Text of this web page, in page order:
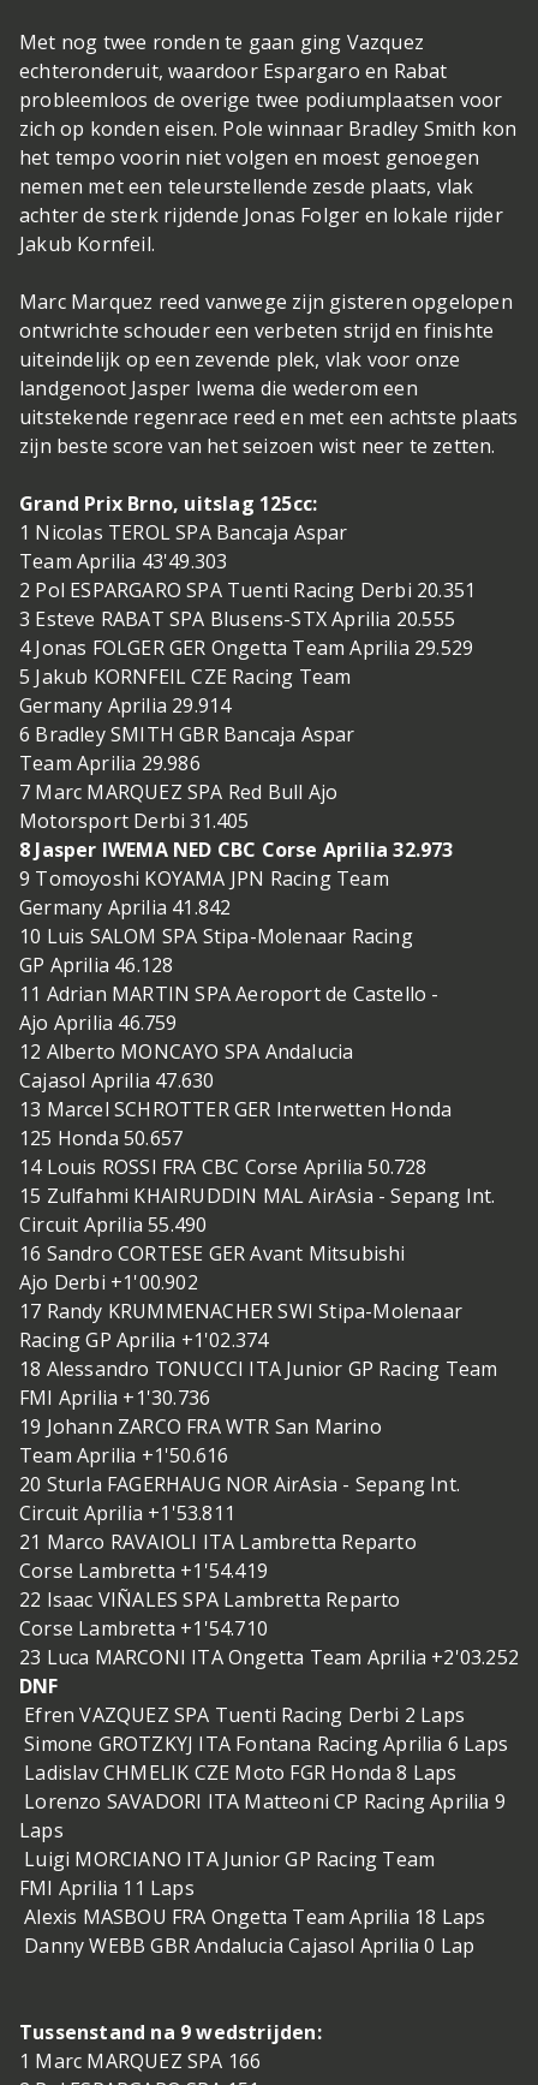
Met nog twee ronden te gaan ging Vazquez
echteronderuit, waardoor Espargaro en Rabat
probleemloos de overige twee podiumplaatsen voor
zich op konden eisen. Pole winnaar Bradley Smith kon
het tempo voorin niet volgen en moest genoegen
nemen met een teleurstellende zesde plaats, vlak
achter de sterk rijdende Jonas Folger en lokale rijder
Jakub Kornfeil.
Marc Marquez reed vanwege zijn gisteren opgelopen
ontwrichte schouder een verbeten strijd en finishte
uiteindelijk op een zevende plek, vlak voor onze
landgenoot Jasper Iwema die wederom een
uitstekende regenrace reed en met een achtste plaats
zijn beste score van het seizoen wist neer te zetten.
Grand Prix Brno, uitslag 125cc:
1 Nicolas TEROL SPA Bancaja Aspar
Team Aprilia 43'49.303
2 Pol ESPARGARO SPA Tuenti Racing Derbi 20.351
3 Esteve RABAT SPA Blusens-STX Aprilia 20.555
4 Jonas FOLGER GER Ongetta Team Aprilia 29.529
5 Jakub KORNFEIL CZE Racing Team
Germany Aprilia 29.914
6 Bradley SMITH GBR Bancaja Aspar
Team Aprilia 29.986
7 Marc MARQUEZ SPA Red Bull Ajo
Motorsport Derbi 31.405
8 Jasper IWEMA NED CBC Corse Aprilia 32.973
9 Tomoyoshi KOYAMA JPN Racing Team
Germany Aprilia 41.842
10 Luis SALOM SPA Stipa-Molenaar Racing
GP Aprilia 46.128
11 Adrian MARTIN SPA Aeroport de Castello -
Ajo Aprilia 46.759
12 Alberto MONCAYO SPA Andalucia
Cajasol Aprilia 47.630
13 Marcel SCHROTTER GER Interwetten Honda
125 Honda 50.657
14 Louis ROSSI FRA CBC Corse Aprilia 50.728
15 Zulfahmi KHAIRUDDIN MAL AirAsia - Sepang Int.
Circuit Aprilia 55.490
16 Sandro CORTESE GER Avant Mitsubishi
Ajo Derbi +1'00.902
17 Randy KRUMMENACHER SWI Stipa-Molenaar
Racing GP Aprilia +1'02.374
18 Alessandro TONUCCI ITA Junior GP Racing Team
FMI Aprilia +1'30.736
19 Johann ZARCO FRA WTR San Marino
Team Aprilia +1'50.616
20 Sturla FAGERHAUG NOR AirAsia - Sepang Int.
Circuit Aprilia +1'53.811
21 Marco RAVAIOLI ITA Lambretta Reparto
Corse Lambretta +1'54.419
22 Isaac VIÑALES SPA Lambretta Reparto
Corse Lambretta +1'54.710
23 Luca MARCONI ITA Ongetta Team Aprilia +2'03.252
DNF
Efren VAZQUEZ SPA Tuenti Racing Derbi 2 Laps
Simone GROTZKYJ ITA Fontana Racing Aprilia 6 Laps
Ladislav CHMELIK CZE Moto FGR Honda 8 Laps
Lorenzo SAVADORI ITA Matteoni CP Racing Aprilia 9
Laps
Luigi MORCIANO ITA Junior GP Racing Team
FMI Aprilia 11 Laps
Alexis MASBOU FRA Ongetta Team Aprilia 18 Laps
Danny WEBB GBR Andalucia Cajasol Aprilia 0 Lap
Tussenstand na 9 wedstrijden:
1 Marc MARQUEZ SPA 166